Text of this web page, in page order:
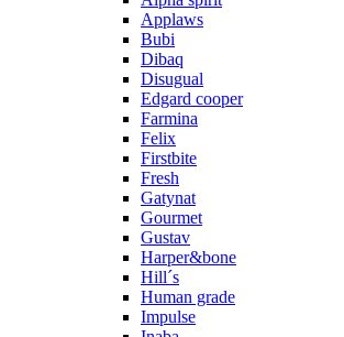
Applaws
Bubi
Dibaq
Disugual
Edgard cooper
Farmina
Felix
Firstbite
Fresh
Gatynat
Gourmet
Gustav
Harper&bone
Hill´s
Human grade
Impulse